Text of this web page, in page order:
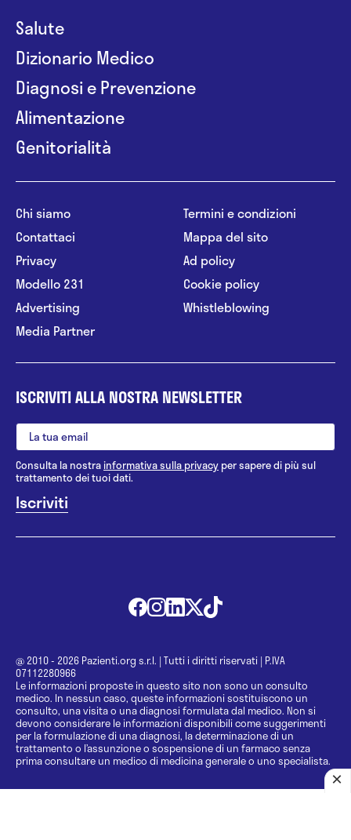
Salute
Dizionario Medico
Diagnosi e Prevenzione
Alimentazione
Genitorialità
Chi siamo
Contattaci
Privacy
Modello 231
Advertising
Media Partner
Termini e condizioni
Mappa del sito
Ad policy
Cookie policy
Whistleblowing
ISCRIVITI ALLA NOSTRA NEWSLETTER
Consulta la nostrainformativa sulla privacy per sapere di più sul
trattamento dei tuoi dati.
@ 2010 - 2026 Pazienti.org s.r.l. | Tutti i diritti riservati | P.IVA
07112280966
Le informazioni proposte in questo sito non sono un consulto
medico. In nessun caso, queste informazioni sostituiscono un
consulto, una visita o una diagnosi formulata dal medico. Non si
devono considerare le informazioni disponibili come suggerimenti
per la formulazione di una diagnosi, la determinazione di un
trattamento o l’assunzione o sospensione di un farmaco senza
prima consultare un medico di medicina generale o uno specialista.